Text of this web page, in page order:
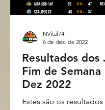
Resultados dos
Fim de
Dez 2022
Estes são os
NVital74
6 de dez. de 2022